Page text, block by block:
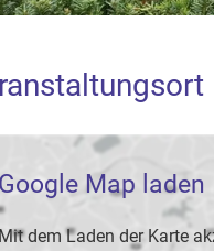
Google Map laden
Mit dem Laden der Karte